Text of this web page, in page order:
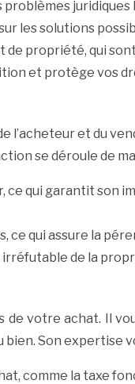
juridiques
les solutions
de propriété, qui
et protège vos
et du
se déroule de
ce qui garantit
qui assure la
de la
votre achat. Il
Son expertise
comme la taxe